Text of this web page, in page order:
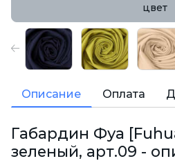
цвет
Описание Оплата
Габардин Фуа
зеленый, арт.09 -